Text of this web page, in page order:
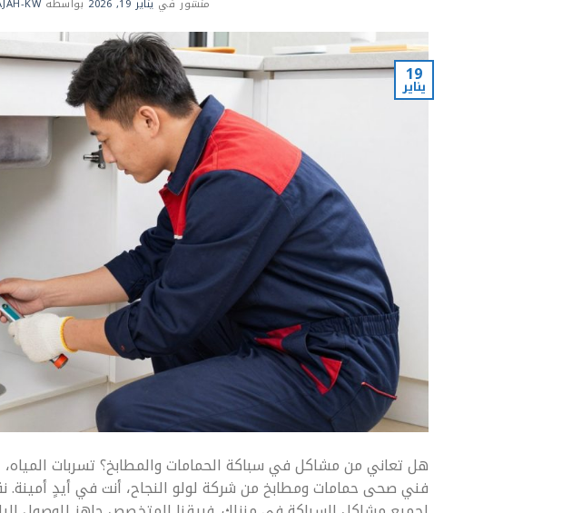
منشور في يناير 19, 2026 بواسطةKW
19
يناير
هل تعاني من مشاكل في سباكة الحمامات والمطابخ؟ تسربات المياه،
فني صحى حمامات ومطابخ من شركة لولو النجاح، أنت في أيدٍ أمينة.